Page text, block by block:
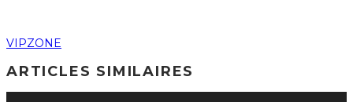
VIPZONE
ARTICLES SIMILAIRES